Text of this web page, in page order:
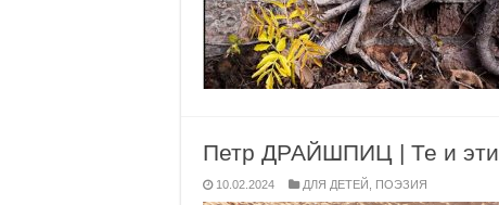
Петр ДРАЙШПИЦ | Те и эти
10.02.2024 ДЛЯ ДЕТЕЙ ПОЭЗИЯ